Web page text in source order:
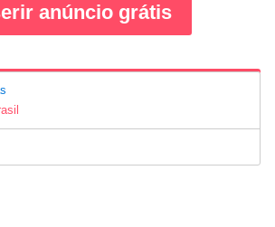
anúncio grátis